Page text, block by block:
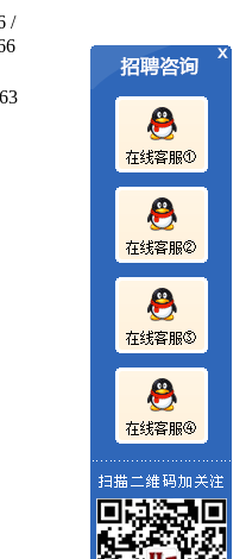
和求职者搭建一座桥梁！
/